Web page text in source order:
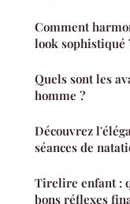
Comment
look sophistiqué
Quels sont les
homme ?
Découvrez
séances de
Tirelire enfant :
bons réflexes